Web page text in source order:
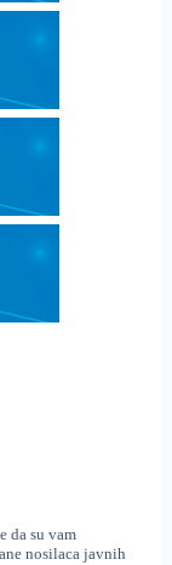
da su vam
nosilaca javnih